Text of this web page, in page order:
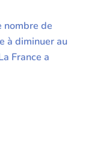
nombre de
à diminuer au
France a